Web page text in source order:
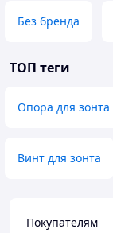
Без бренда
ТОП теги
Опора для зонта
Винт для зонта
Покупателям